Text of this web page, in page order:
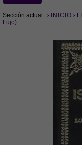
Sección actual: INICIO
Lujo)